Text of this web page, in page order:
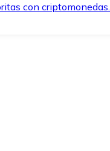
con criptomonedas.
de pago.
segura.